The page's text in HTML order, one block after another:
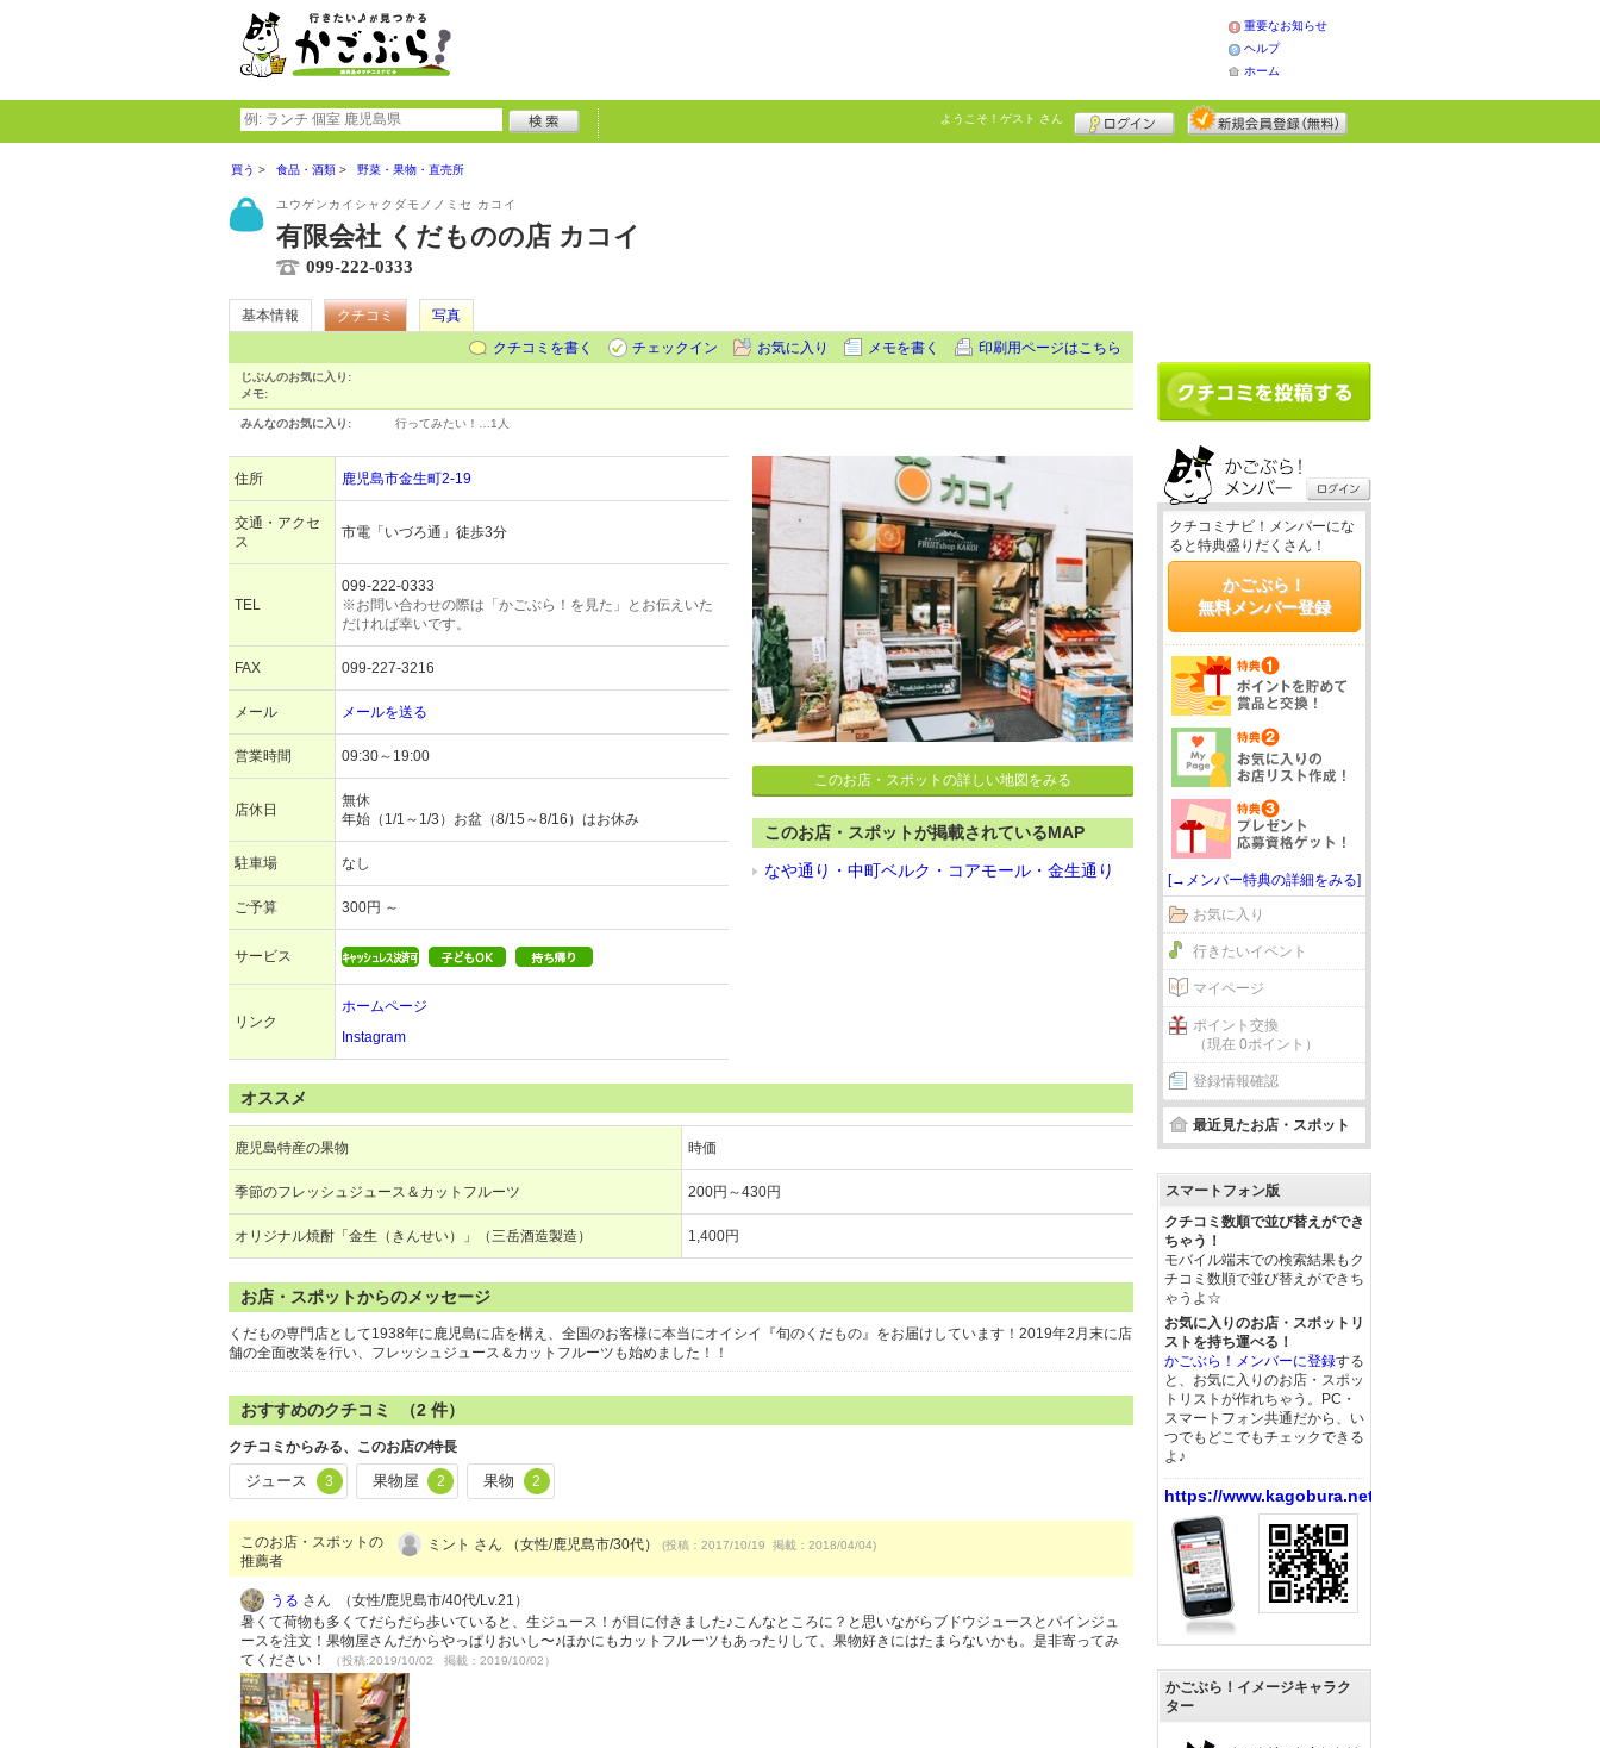
重要なお知らせ
ヘルプ
ホーム
ようこそ！ ゲスト さん
買う 食品・酒類 野菜・果物・直売所
ユウゲンカイシャクダモノノミセ カコイ
有限会社 くだものの店 カコイ
099-222-0333
基本情報 クチコミ
写真
クチコミを書く
チェックイン お気に入り メモを書く 印刷用ページはこちら
じぶんのお気に入り:
メモ:
みんなのお気に入り: 行ってみたい！… 1人
住所 鹿児島市金生町2-19
交通・アクセ
ス
市電「いづろ通」徒歩3分
TEL
099-222-0333
※お問い合わせの際は「かごぶら！を見た」とお伝えいた
だければ幸いです。
FAX 099-227-3216
メール メールを送る
営業時間 09:30～19:00
店休日
無休
年始（1/1～1/3）お盆（8/15～8/16）はお休み
駐車場 なし
ご予算 300円 ～
サービス
リンク
ホームページ
Instagram
このお店・スポットの詳しい地図をみる
このお店・スポットが掲載されているMAP
なや通り・中町ベルク・コアモール・金生通り
オススメ
鹿児島特産の果物 時価
季節のフレッシュジュース＆カットフルーツ 200円～430円
オリジナル焼酎「金生（きんせい）」（三岳酒造製造） 1,400円
お店・スポットからのメッセージ
くだもの専門店として1938年に鹿児島に店を構え、全国のお客様に本当にオイシイ『旬のくだもの』をお届けしています！2019年2月末に店
舗の全面改装を行い、フレッシュジュース＆カットフルーツも始めました！！
おすすめのクチコミ （2 件）
クチコミからみる、このお店の特長
ジュース 3 果物屋 2 果物 2
このお店・スポットの
推薦者
ミント さん （女性/鹿児島市/30代） (投稿：2017/10/19 掲載：2018/04/04)
うる さん （女性/鹿児島市/40代/Lv.21）
暑くて荷物も多くてだらだら歩いていると、生ジュース！が目に付きました♪こんなところに？と思いながらブドウジュースとパインジュ
ースを注文！果物屋さんだからやっぱりおいし〜♪ほかにもカットフルーツもあったりして、果物好きにはたまらないかも。是非寄ってみ
てください！
（投稿:2019/10/02 掲載：2019/10/02）
クチコミナビ！メンバーにな
ると特典盛りだくさん！
かごぶら！
無料メンバー登録
[→メンバー特典の詳細をみる]
お気に入り
行きたいイベント
マイページ
ポイント交換
（現在 0ポイント）
登録情報確認
最近見たお店・スポット
スマートフォン版
クチコミ数順で並び替えができ
ちゃう！
モバイル端末での検索結果もク
チコミ数順で並び替えができち
ゃうよ☆
お気に入りのお店・スポットリ
ストを持ち運べる！
かごぶら！メンバーに登録する
と、お気に入りのお店・スポッ
トリストが作れちゃう。PC・
スマートフォン共通だから、い
つでもどこでもチェックできる
よ♪
https://www.kagobura.net/
かごぶら！イメージキャラク
ター